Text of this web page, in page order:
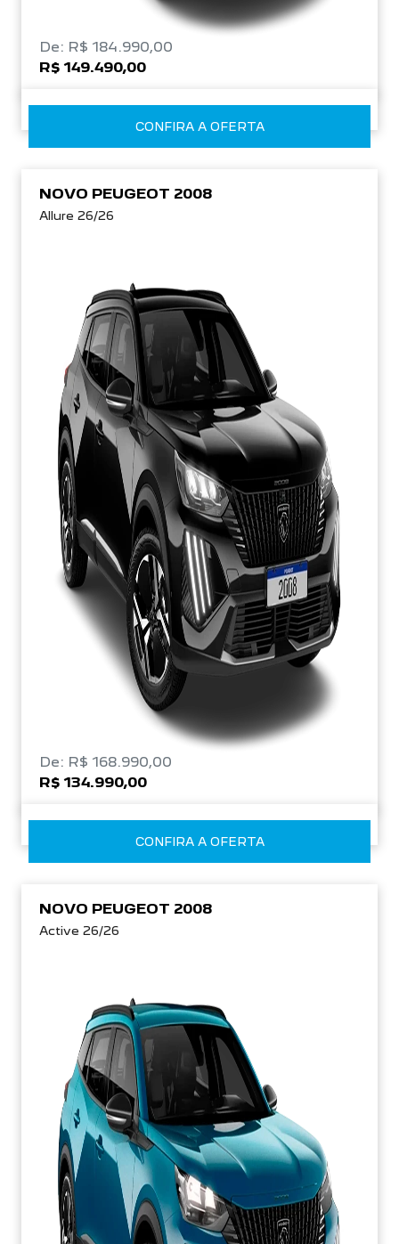
De: R$ 184.990,00
R$ 149.490,00
CONFIRA A OFERTA
NOVO PEUGEOT 2008
Allure 26/26
De: R$ 168.990,00
R$ 134.990,00
CONFIRA A OFERTA
NOVO PEUGEOT 2008
Active 26/26